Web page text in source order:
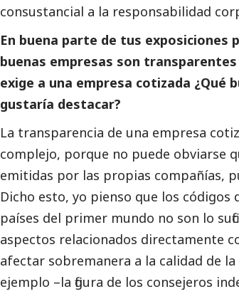
consustancial a la responsabilidad
En buena parte de tus exposiciones
buenas empresas son
exige a una empresa cotizada ¿Qué
gustaría destacar?
La transparencia de una empresa
complejo, porque no puede obviarse
emitidas por las propias compañías,
Dicho esto, yo pienso que los códigos
países del primer mundo no son lo
aspectos relacionados directamente
afectar sobremanera a la calidad de
ejemplo –la figura de los consejeros